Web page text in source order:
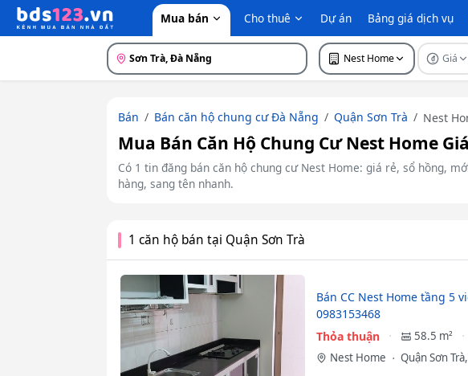
Mua bán Cho thuê Dự án Bảng giá dịch vụ
Sơn Trà, Đà Nẵng Nest Home Giá
Bán Bán căn hộ chung cư Đà Nẵng Quận Sơn Trà Nest
Mua Bán Căn Hộ Chung Cư Nest Home
Có 1 tin đăng bán căn hộ chung cư Nest Home: giá rẻ, sổ hồng,
hàng, sang tên nhanh.
1 căn hộ bán tại Quận Sơn Trà
Bán CC Nest Home tầng 5
0983153468
Thỏa thuận
58.5 m²
Nest Home
Quận Sơn